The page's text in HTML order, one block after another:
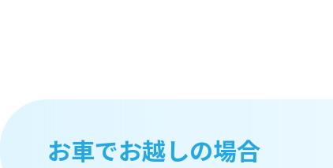
お車でお越しの場合